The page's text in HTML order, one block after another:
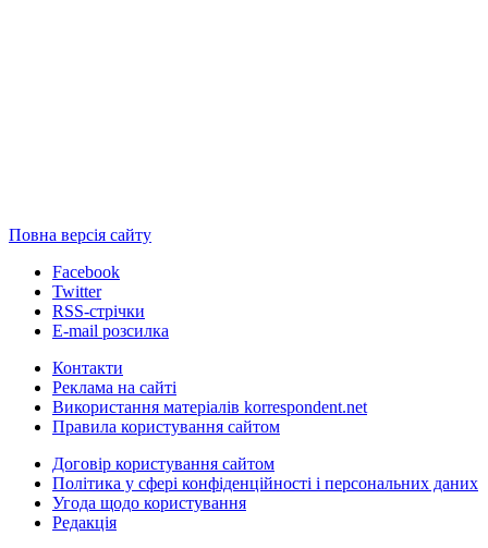
Повна версія сайту
Facebook
Twitter
RSS-стрічки
E-mail розсилка
Контакти
Реклама на сайті
Використання матеріалів korrespondent.net
Правила користування сайтом
Договір користування сайтом
Політика у сфері конфіденційності і персональних даних
Угода щодо користування
Редакція